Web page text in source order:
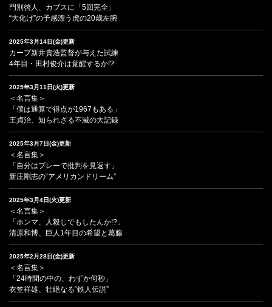
門別啓人、カブスに「5回完全」
“大化け”の予感漂う虎の20歳左腕
2025年3月14日(金)更新
カープ新井貴浩監督が与えた試練
4年目・田村俊介は覚醒するか!?
2025年3月11日(火)更新
＜名言集＞
「僕は通算で得点が1967もある」
王貞治、知られざる不滅の大記録
2025年3月7日(金)更新
＜名言集＞
「自分はプレーで批判を見返す」
新庄剛志の“アメリカンドリーム”
2025年3月4日(火)更新
＜名言集＞
「ホンマ、人殺しでもしたんか!?」
清原和博、巨人1年目の希望と葛藤
2025年2月28日(金)更新
＜名言集＞
「24時間の中の、わずか何秒」
衣笠祥雄、壮絶なる“鉄人伝説”